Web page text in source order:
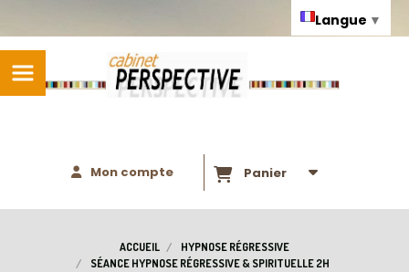
Mon compte Panier
ACCUEIL
HYPNOSE RÉGRESSIVE
SÉANCE HYPNOSE RÉGRESSIVE & SPIRITUELLE 2H
Langue ▼